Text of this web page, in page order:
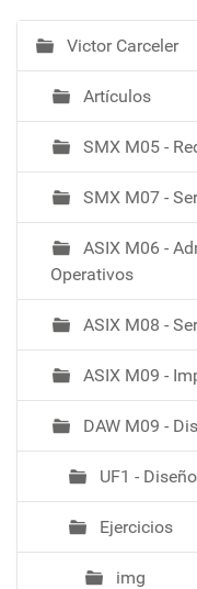
N
a
e
a
Victor Carceler
Artículos
SMX M05 -
SMX M07 -
ASIX M06 -
Operativos
ASIX M08 -
ASIX M09 -
DAW M09 -
UF1 -
Ejercicios
img